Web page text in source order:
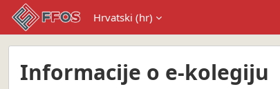
Preskoči na sadržaj
Hrvatski ‎(hr)‎
Informacije o e-kolegiju